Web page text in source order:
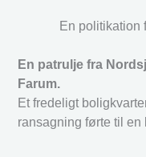
En
En patrulje fra
Farum.
Et fredeligt
ransagning førte til en